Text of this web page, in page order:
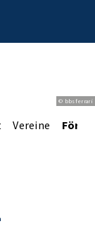
© bbsferrari
Vereine